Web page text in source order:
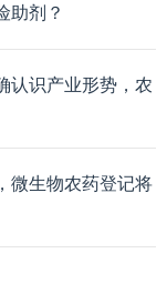
助剂？
认识产业形势，农
微生物农药登记将